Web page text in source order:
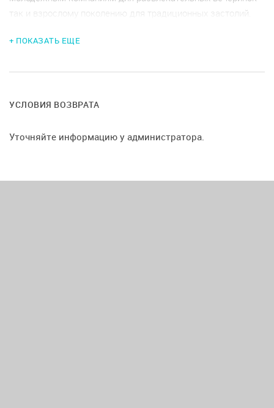
так и взрослому поколению для традиционных застолий.
Предусмотрен залог. 5000 - 10 000 руб.
7 дней - 50%,
+ ПОКАЗАТЬ ЕЩЕ
УСЛОВИЯ ВОЗВРАТА
Уточняйте информацию у администратора.